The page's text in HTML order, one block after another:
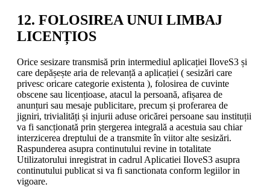
12. FOLOSIREA UNUI LIMBAJ
LICENȚIOS
Orice sesizare transmisă prin intermediul aplicației IloveS3 și
care depășește aria de relevanță a aplicației ( sesizări care
privesc oricare categorie existenta ), folosirea de cuvinte
obscene sau licențioase, atacul la persoană, afișarea de
anunțuri sau mesaje publicitare, precum și proferarea de
jigniri, trivialități și injurii aduse oricărei persoane sau instituții
va fi sancționată prin ștergerea integrală a acestuia sau chiar
interzicerea dreptului de a transmite în viitor alte sesizări.
Raspunderea asupra continutului revine in totalitate
Utilizatorului inregistrat in cadrul Aplicatiei IloveS3 asupra
continutului publicat si va fi sanctionata conform legiilor in
vigoare.